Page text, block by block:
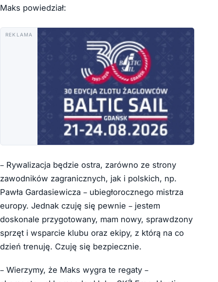
Maks powiedział:
REKLAMA
– Rywalizacja będzie ostra, zarówno ze strony
zawodników zagranicznych, jak i polskich, np.
Pawła Gardasiewicza – ubiegłorocznego mistrza
europy. Jednak czuję się pewnie – jestem
doskonale przygotowany, mam nowy, sprawdzony
sprzęt i wsparcie klubu oraz ekipy, z którą na co
dzień trenuję. Czuję się bezpiecznie.
– Wierzymy, że Maks wygra te regaty –